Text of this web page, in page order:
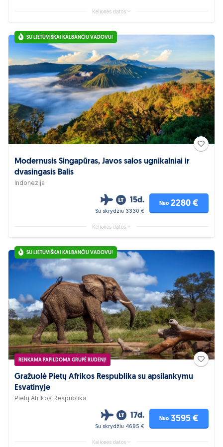
Kelionės datos
SU LIETUVIŠKAI KALBANČIU VADOVU!
Modernusis Singapūras, Javos salos ugnikalniai ir
dvasingasis Balis
Indonezija
15d.
Su skrydžiu 3330 €
Nuo 2280 €
Kelionės datos
SU LIETUVIŠKAI KALBANČIU VADOVU!
RENKAMA PAPILDOMA GRUPĖ RUDENĮ!
Gražuolė Pietų Afrikos Respublika su apsilankymu
Esvatinyje
Pietų Afrikos Respublika
17d.
Su skrydžiu 4695 €
Nuo 3595 €
Kelionės datos